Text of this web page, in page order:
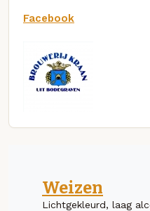
Facebook
Weizen
Lichtgekleurd, laag